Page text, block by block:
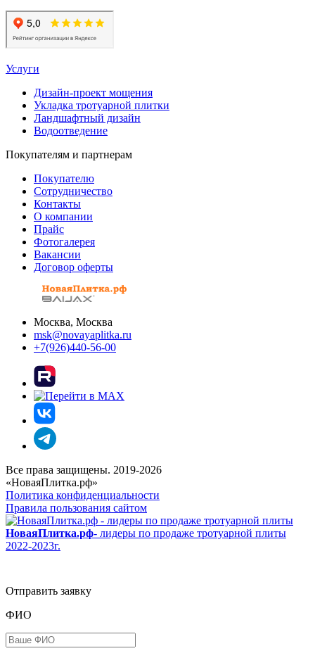
Услуги
Дизайн-проект мощения
Укладка тротуарной плитки
Ландшафтный дизайн
Водоотведение
Покупателям и партнерам
Покупателю
Сотрудничество
Контакты
О компании
Прайс
Фотогалерея
Вакансии
Договор оферты
Москва, Москва
msk@novayaplitka.ru
+7(926)440-56-00
Все права защищены. 2019-2026
«НоваяПлитка.рф»
Политика конфиденциальности
Правила пользования сайтом
НоваяПлитка.рф- лидеры по продаже тротуарной плиты
2022-2023г.
Отправить заявку
ФИО